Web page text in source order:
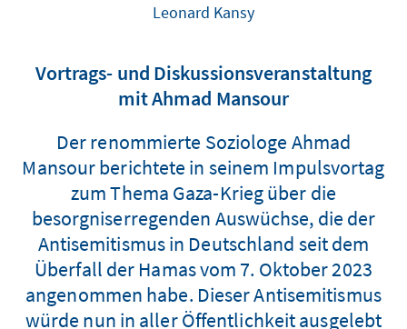
Leonard Kansy
Vortrags- und Diskussionsveranstaltung
mit Ahmad Mansour
Der renommierte Soziologe Ahmad
Mansour berichtete in seinem Impulsvortag
zum Thema Gaza-Krieg über die
besorgniserregenden Auswüchse, die der
Antisemitismus in Deutschland seit dem
Überfall der Hamas vom 7. Oktober 2023
angenommen habe. Dieser Antisemitismus
würde nun in aller Öffentlichkeit ausgelebt